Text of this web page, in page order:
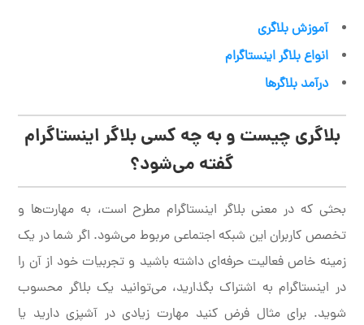
آموزش بلاگری
انواع بلاگر اینستاگرام
درآمد بلاگرها
بلاگری چیست و به چه کسی بلاگر اینستاگرام
گفته می‌شود؟
بحثی که در معنی بلاگر اینستاگرام مطرح است، به مهارت‌ها و
تخصص کاربران این شبکه اجتماعی مربوط می‌شود. اگر شما در یک
زمینه خاص فعالیت حرفه‌ای داشته باشید و تجربیات خود از آن را
در اینستاگرام به اشتراک بگذارید، می‌توانید یک بلاگر محسوب
شوید. برای مثال فرض کنید مهارت زیادی در آشپزی دارید یا